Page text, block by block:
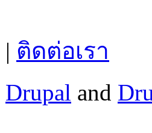
| ติดต่อเรา
Drupal and